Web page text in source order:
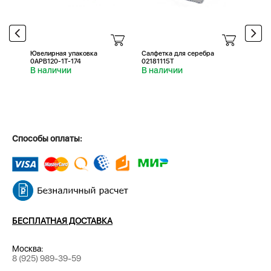
Ювелирная упаковка
0APB120-1T-174
В наличии
Салфетка для серебра
02181115T
В наличии
Способы оплаты:
БЕСПЛАТНАЯ ДОСТАВКА
Москва:
8 (925) 989-39-59